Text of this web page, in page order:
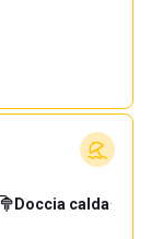
Doccia calda·